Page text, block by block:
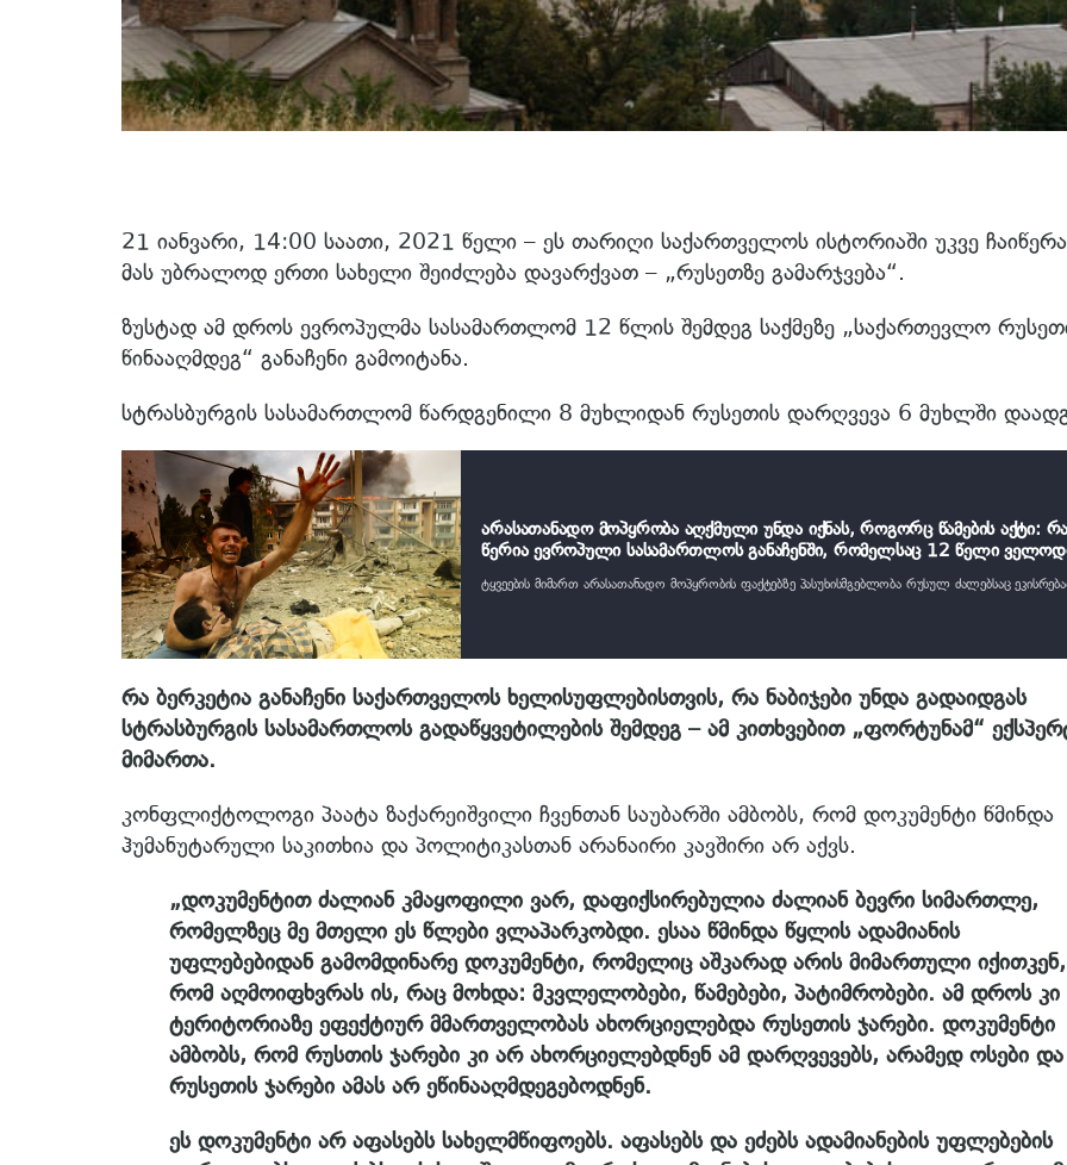
21 იანვარი, 14:00 საათი, 2021 წელი – ეს თარიღი საქართველოს ისტორიაში უკვე
მას უბრალოდ ერთი სახელი შეიძლება დავარქვათ – „რუსეთზე გამარჯვება“.
ზუსტად ამ დროს ევროპულმა სასამართლომ 12 წლის შემდეგ საქმეზე „საქართევლო
წინააღმდეგ“ განაჩენი გამოიტანა.
სტრასბურგის სასამართლომ წარდგენილი 8 მუხლიდან რუსეთის დარღვევა 6 მუხლში
არასათანადო მოპყრობა აღქმული უნდა იქნას, როგორც წამების აქტი:
წერია ევროპული სასამართლოს განაჩენში, რომელსაც 12 წელი
ტყვეების მიმართ არასათანადო მოპყრობის ფაქტებზე პასუხისმგებლობა რუსულ ძალებსაც
რა ბერკეტია განაჩენი საქართველოს ხელისუფლებისთვის, რა ნაბიჯები უნდა გადაიდგას
სტრასბურგის სასამართლოს გადაწყვეტილების შემდეგ – ამ კითხვებით „ფორტუნამ“
მიმართა.
კონფლიქტოლოგი პაატა ზაქარეიშვილი ჩვენთან საუბარში ამბობს, რომ დოკუმენტი წმინდა
ჰუმანუტარული საკითხია და პოლიტიკასთან არანაირი კავშირი არ აქვს.
„დოკუმენტით ძალიან კმაყოფილი ვარ, დაფიქსირებულია ძალიან ბევრი სიმართლე,
რომელზეც მე მთელი ეს წლები ვლაპარკობდი. ესაა წმინდა წყლის ადამიანის
უფლებებიდან გამომდინარე დოკუმენტი, რომელიც აშკარად არის მიმართული იქითკენ,
რომ აღმოიფხვრას ის, რაც მოხდა: მკვლელობები, წამებები, პატიმრობები. ამ დროს კი
ტერიტორიაზე ეფექტიურ მმართველობას ახორციელებდა რუსეთის ჯარები. დოკუმენტი
ამბობს, რომ რუსთის ჯარები კი არ ახორციელებდნენ ამ დარღვევებს, არამედ ოსები და
რუსეთის ჯარები ამას არ ეწინააღმდეგებოდნენ.
ეს დოკუმენტი არ აფასებს სახელმწიფოებს. აფასებს და ეძებს ადამიანების უფლებების